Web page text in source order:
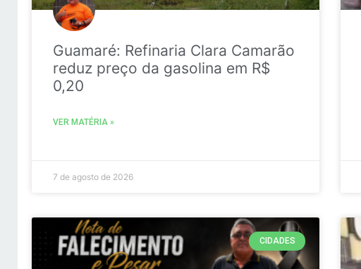
Guamaré: Refinaria Clara Camarão
reduz preço da gasolina em R$
0,20
VER MATÉRIA »
7 de agosto de 2026
CIDADES